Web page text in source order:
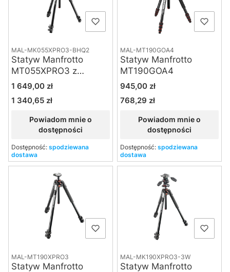
MAL-MK055XPRO3-BHQ2
Statyw Manfrotto
MT055XPRO3 z
głowicą MHXPRO-
BHQ2
Cena
1 649,00 zł
Cena
1 340,65 zł
Powiadom mnie o
dostępności
Dostępność: spodziewana
dostawa
MAL-MT190GOA4
Statyw Manfrotto
MT190GOA4
Cena
945,00 zł
Cena
768,29 zł
Powiadom mnie o
dostępności
Dostępność: spodziewana
dostawa
MAL-MT190XPRO3
Statyw Manfrotto
MAL-MK190XPRO3-3W
Statyw Manfrotto